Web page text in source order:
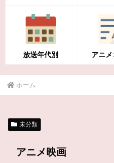
放送年代別 アニ
ホーム
未分類
アニメ映画